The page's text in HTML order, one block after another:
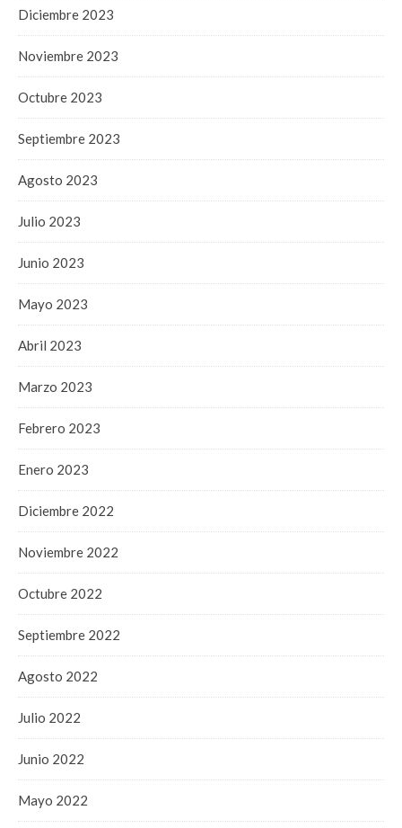
Diciembre 2023
Noviembre 2023
Octubre 2023
Septiembre 2023
Agosto 2023
Julio 2023
Junio 2023
Mayo 2023
Abril 2023
Marzo 2023
Febrero 2023
Enero 2023
Diciembre 2022
Noviembre 2022
Octubre 2022
Septiembre 2022
Agosto 2022
Julio 2022
Junio 2022
Mayo 2022